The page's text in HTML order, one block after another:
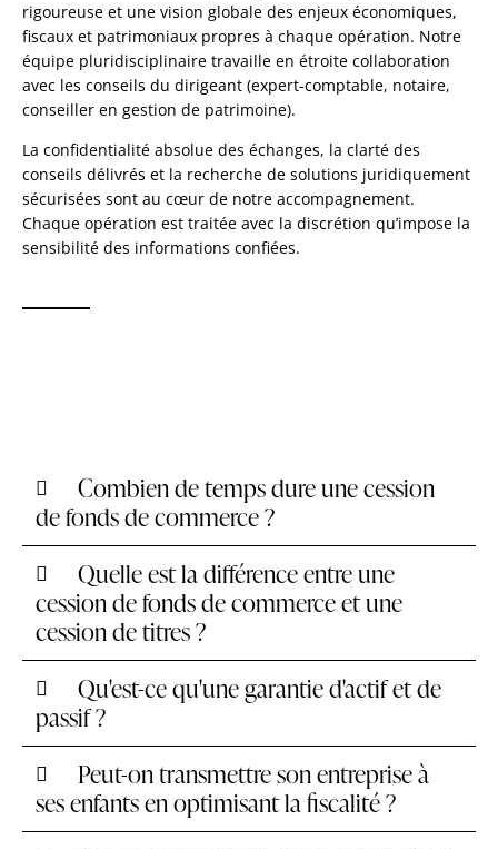
rigoureuse et une vision globale des enjeux économiques,
fiscaux et patrimoniaux propres à chaque opération. Notre
équipe pluridisciplinaire travaille en étroite collaboration
avec les conseils du dirigeant (expert-comptable, notaire,
conseiller en gestion de patrimoine).
La confidentialité absolue des échanges, la clarté des
conseils délivrés et la recherche de solutions juridiquement
sécurisées sont au cœur de notre accompagnement.
Chaque opération est traitée avec la discrétion qu’impose la
sensibilité des informations confiées.
Combien de temps dure une cession
de fonds de commerce ?
Quelle est la différence entre une
cession de fonds de commerce et une
cession de titres ?
Qu'est-ce qu'une garantie d'actif et de
passif ?
Peut-on transmettre son entreprise à
ses enfants en optimisant la fiscalité ?